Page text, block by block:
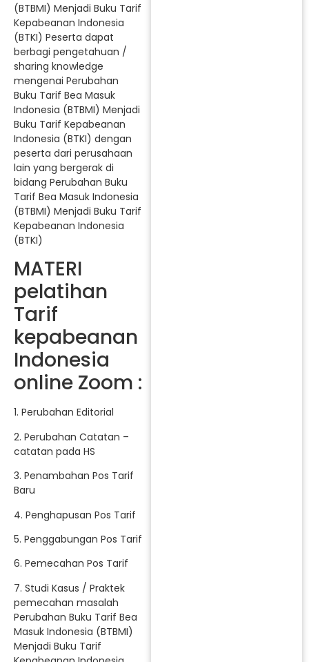
(BTBMI) Menjadi Buku Tarif
Kepabeanan Indonesia
(BTKI) Peserta dapat
berbagi pengetahuan /
sharing knowledge
mengenai Perubahan
Buku Tarif Bea Masuk
Indonesia (BTBMI) Menjadi
Buku Tarif Kepabeanan
Indonesia (BTKI) dengan
peserta dari perusahaan
lain yang bergerak di
bidang Perubahan Buku
Tarif Bea Masuk Indonesia
(BTBMI) Menjadi Buku Tarif
Kepabeanan Indonesia
(BTKI)
MATERI
pelatihan
Tarif
kepabeanan
Indonesia
online Zoom :
1. Perubahan Editorial
2. Perubahan Catatan –
catatan pada HS
3. Penambahan Pos Tarif
Baru
4. Penghapusan Pos Tarif
5. Penggabungan Pos Tarif
6. Pemecahan Pos Tarif
7. Studi Kasus / Praktek
pemecahan masalah
Perubahan Buku Tarif Bea
Masuk Indonesia (BTBMI)
Menjadi Buku Tarif